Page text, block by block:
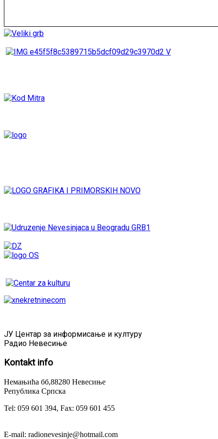
ЈУ Центар за информисање и културу
Радио Невесиње
Kontaktinfo
Немањића бб,88280 Невесиње
Република Српска
Tel: 059 601 394, Fax: 059 601 455
E-mail: radionevesinje@hotmail.com